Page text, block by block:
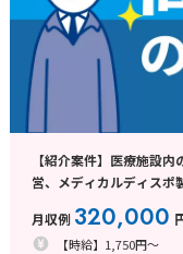
【紹介案件】医療施設
営、メディカルディスポ
月収例 320,000
【時給】1,750円～